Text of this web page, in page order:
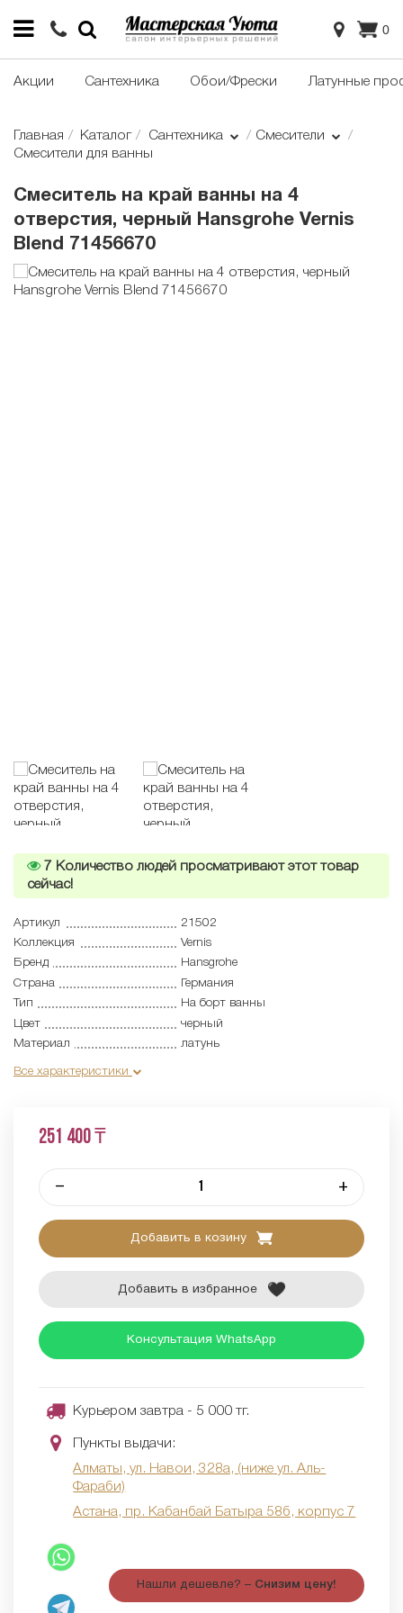
0
Акции Сантехника Обои/Фрески Латунные
Главная Каталог Сантехника
Смесители
Смесители для ванны
Смеситель на край ванны на 4
отверстия, черный Hansgrohe Vernis
Blend 71456670
7 Количество людей просматривают этот товар
сейчас!
Артикул
21502
Коллекция
Vernis
Бренд
Hansgrohe
Страна
Германия
Тип
На борт ванны
Цвет
черный
Материал
латунь
Все характеристики
251 400 ₸
– +
Добавить в козину
Добавить в избранное
Консультация WhatsApp
Курьером завтра - 5 000 тг.
Пункты выдачи:
Алматы, ул. Навои, 328а, (ниже ул. Аль-
Фараби)
Астана, пр. Кабанбай Батыра 58б, корпус 7
Нашли дешевле? – Снизим цену!